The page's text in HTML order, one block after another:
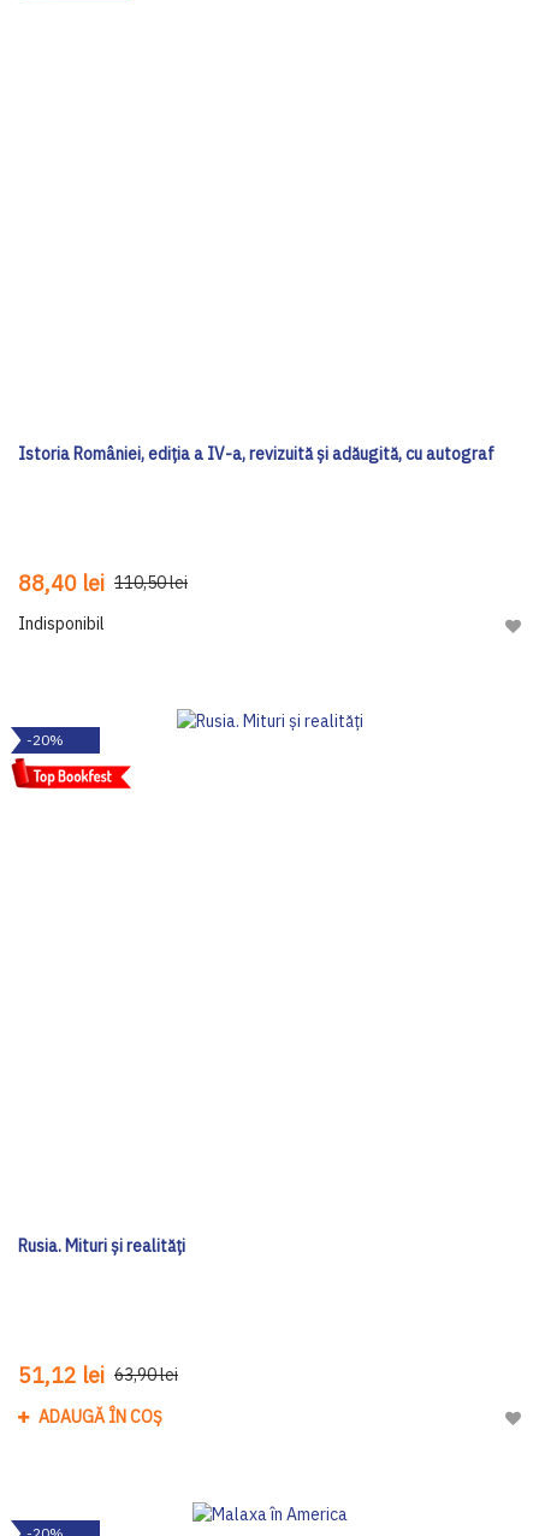
Istoria României, ediția a IV-a, revizuită și adăugită, cu autograf
88,40 lei 110,50 lei
Indisponibil
-20%
Rusia. Mituri și realități
51,12 lei 63,90 lei
ADAUGĂ ÎN COȘ